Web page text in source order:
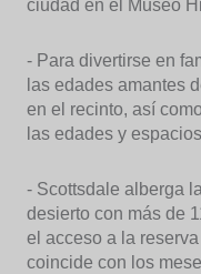
ciudad en el Museo
- Para divertirse en
las edades amantes
en el recinto, así
las edades y
- Scottsdale alberga
desierto con más de
el acceso a la
coincide con los